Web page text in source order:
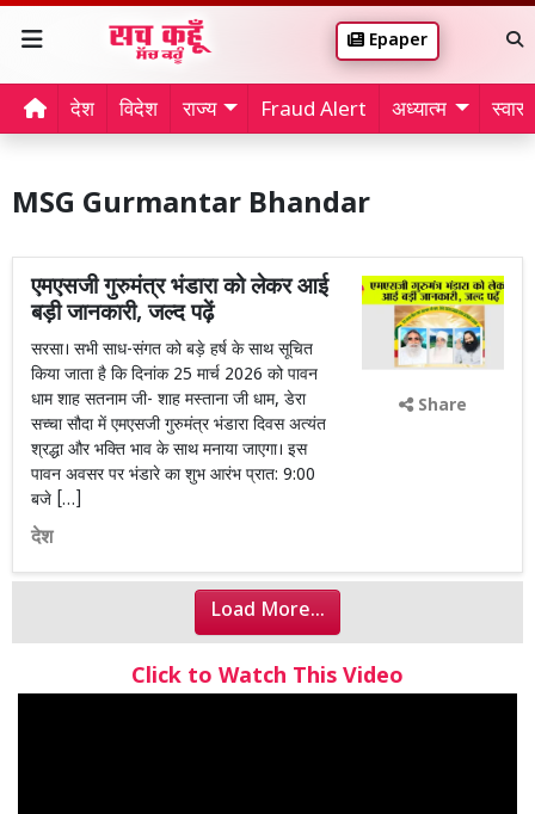
Epaper
देश विदेश राज्य Fraud Alert अध्यात्म
MSG Gurmantar Bhandar
एमएसजी गुरुमंत्र भंडारा को लेकर आई
बड़ी जानकारी, जल्द पढ़ें
सरसा। सभी साध-संगत को बड़े हर्ष के साथ सूचित
किया जाता है कि दिनांक 25 मार्च 2026 को पावन
धाम शाह सतनाम जी- शाह मस्ताना जी धाम, डेरा
सच्चा सौदा में एमएसजी गुरुमंत्र भंडारा दिवस अत्यंत
श्रद्धा और भक्ति भाव के साथ मनाया जाएगा। इस
पावन अवसर पर भंडारे का शुभ आरंभ प्रात: 9:00
बजे […]
देश
Share
Load More...
Click to Watch This Video